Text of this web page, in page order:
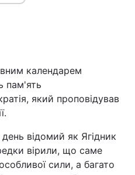
Війна
Політика
Світ
Наука
календарем
пам'ять
який проповідував
відомий як Ягідник
вірили, що саме
сили, а багато